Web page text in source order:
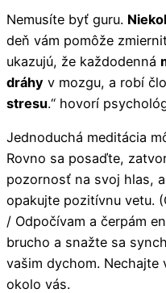
Nemusíte byť guru.
deň vám pomôže
ukazujú, že každodenná
dráhy v mozgu, a robí
stresu.“ hovorí
Jednoduchá meditácia
Rovno sa posaďte,
pozornosť na svoj hlas,
opakujte pozitívnu vetu.
/ Odpočívam a čerpám
brucho a snažte sa
vašim dychom.
okolo vás.